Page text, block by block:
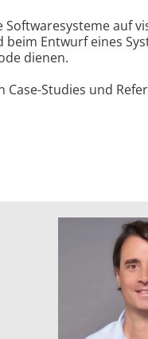
auf
Entwurf eines
dienen.
Studies und